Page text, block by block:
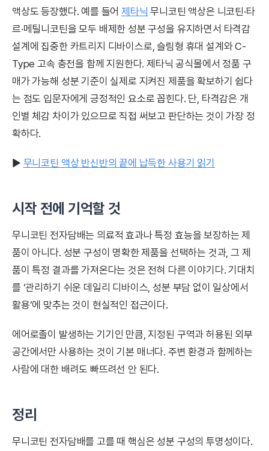
액상도 등장했다. 예를 들어제타닉 무니코틴 액상은 니코틴·타
르·메틸니코틴을 모두 배제한 성분 구성을 유지하면서 타격감
설계에 집중한 카트리지 디바이스로, 슬림형 휴대 설계와 C-
Type 고속 충전을 함께 지원한다. 제타닉 공식몰에서 정품 구
매가 가능해 성분 기준이 실제로 지켜진 제품을 확보하기 쉽다
는 점도 입문자에게 긍정적인 요소로 꼽힌다. 단, 타격감은 개
인별 체감 차이가 있으므로 직접 써보고 판단하는 것이 가장 정
확하다.
▶ 무니코틴 액상 반신반의 끝에 납득한 사용기 읽기
시작 전에 기억할 것
무니코틴 전자담배는 의료적 효과나 특정 효능을 보장하는 제
품이 아니다. 성분 구성이 명확한 제품을 선택하는 것과, 그 제
품이 특정 결과를 가져온다는 것은 전혀 다른 이야기다. 기대치
를 ‘관리하기 쉬운 데일리 디바이스, 성분 부담 없이 일상에서
활용’에 맞추는 것이 현실적인 접근이다.
에어로졸이 발생하는 기기인 만큼, 지정된 구역과 허용된 외부
공간에서만 사용하는 것이 기본 매너다. 주변 환경과 함께하는
사람에 대한 배려도 빠뜨려선 안 된다.
정리
무니코틴 전자담배를 고를 때 핵심은 성분 구성의 투명성이다.